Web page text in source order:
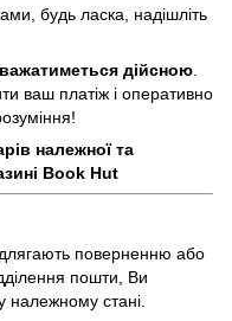
будь ласка, надішліть
дійсною
ваш платіж і оперативно
належної та
Book Hut
поверненню або
пошти, Ви
належному стані.